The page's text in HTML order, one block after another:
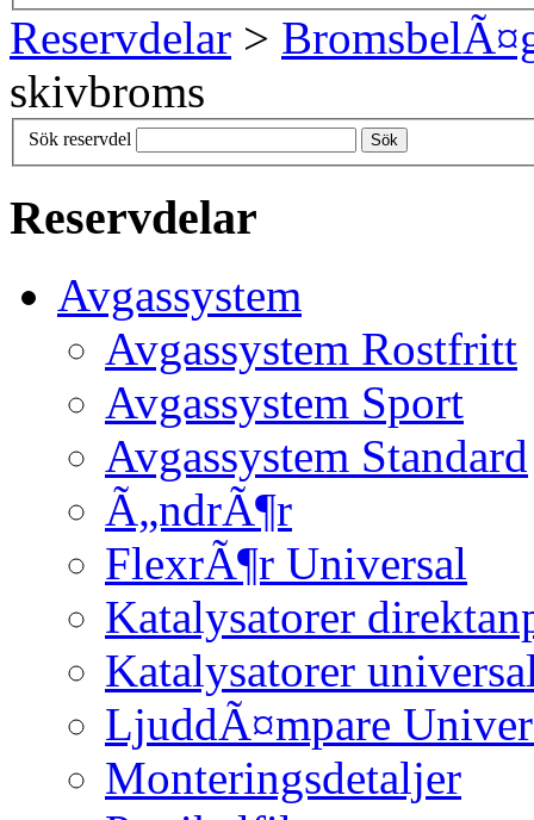
Reservdelar >
skivbroms
Sök reservdel Sök
Reservdelar
Avgassystem
Avgassystem Rostfritt
Avgassystem Sport
Avgassystem Standard
Ã„ndrÃ¶r
FlexrÃ¶r Universal
Katalysatorer
Katalysatorer
LjuddÃ¤mpare
Monteringsdetaljer